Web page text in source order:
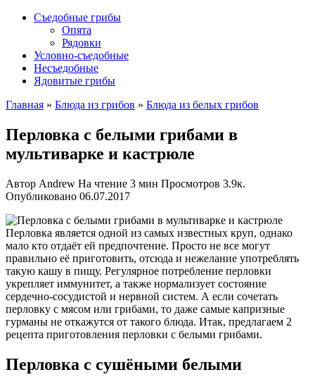
Съедобные грибы
Опята
Рядовки
Условно-съедобные
Несъедобные
Ядовитые грибы
Главная » Блюда из грибов » Блюда из белых грибов
Перловка с белыми грибами в
мультиварке и кастрюле
Автор Andrew На чтение 3 мин Просмотров 3.9к.
Опубликовано 06.07.2017
Перловка является одной из самых известных круп, однако
мало кто отдаёт ей предпочтение. Просто не все могут
правильно её приготовить, отсюда и нежелание употреблять
такую кашу в пищу. Регулярное потребление перловки
укрепляет иммунитет, а также нормализует состояние
сердечно-сосудистой и нервной систем. А если сочетать
перловку с мясом или грибами, то даже самые капризные
гурманы не откажутся от такого блюда. Итак, предлагаем 2
рецепта приготовления перловки с белыми грибами.
Перловка с сушёными белыми